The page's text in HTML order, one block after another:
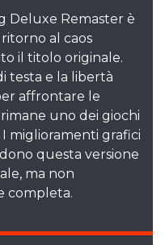
Deluxe Remaster è
al caos
il titolo originale.
testa e la libertà
affrontare le
uno dei giochi
miglioramenti grafici
questa versione
ma non
completa.